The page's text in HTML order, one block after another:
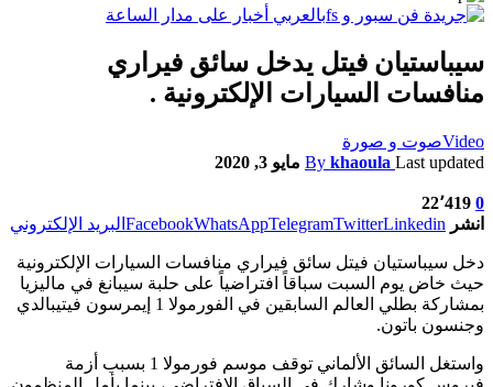
سيباستيان فيتل يدخل سائق فيراري
منافسات السيارات الإلكترونية .
Videoصوت و صورة
By khaoula Last updated مايو 3, 2020
0 22٬419
انشر
FacebookWhatsAppTelegramTwitterLinkedin البريد الإلكتروني
دخل سيباستيان فيتل سائق فيراري منافسات السيارات الإلكترونية
حيث خاض يوم السبت سباقاً افتراضياً على حلبة سيبانغ في ماليزيا
بمشاركة بطلي العالم السابقين في الفورمولا 1 إيمرسون فيتيبالدي
وجنسون باتون.
واستغل السائق الألماني توقف موسم فورمولا 1 بسبب أزمة